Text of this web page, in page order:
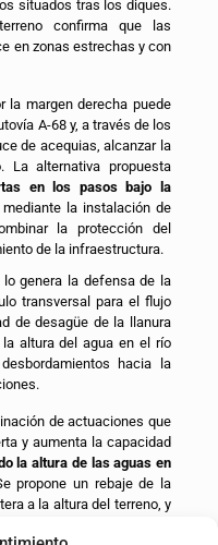
situados tras los diques.
confirma que las
en zonas estrechas y con
la margen derecha puede
A-68 y, a través de los
de acequias, alcanzar la
La alternativa propuesta
en los pasos bajo la
la instalación de
la protección del
de la infraestructura.
genera la defensa de la
transversal para el flujo
de desagüe de la llanura
altura del agua en el río
hacia la
de actuaciones que
y aumenta la capacidad
la altura de las aguas en
propone un rebaje de la
a la altura del terreno, y